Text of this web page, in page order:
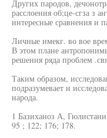
Других пародов,
расслоения об;це-сгза з
интересные сравнения и
Личные имекг. во вое
В этом плане
решения ряда проблем
Таким образом,
подразумевает и
народа.
1 Базиханоз А,
95 ; 122; 176; 178.